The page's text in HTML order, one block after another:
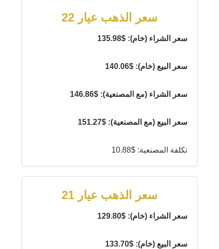
سعر الذهب عيار 22
سعر الشراء (خام): $135.98
سعر البيع (خام): $140.06
سعر الشراء (مع المصنعية): $146.86
سعر البيع (مع المصنعية): $151.27
تكلفة المصنعية: $10.88
سعر الذهب عيار 21
سعر الشراء (خام): $129.80
سعر البيع (خام): $133.70